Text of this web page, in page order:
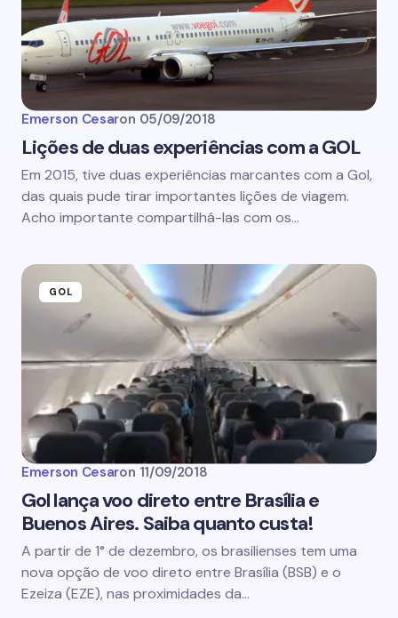
Emerson Cesaron 05/09/2018
Lições de duas experiências com a GOL
Em 2015, tive duas experiências marcantes com a Gol,
das quais pude tirar importantes lições de viagem.
Acho importante compartilhá-las com os…
GOL
Emerson Cesaron 11/09/2018
Gol lança voo direto entre Brasília e
Buenos Aires. Saiba quanto custa!
A partir de 1° de dezembro, os brasilienses tem uma
nova opção de voo direto entre Brasília (BSB) e o
Ezeiza (EZE), nas proximidades da…